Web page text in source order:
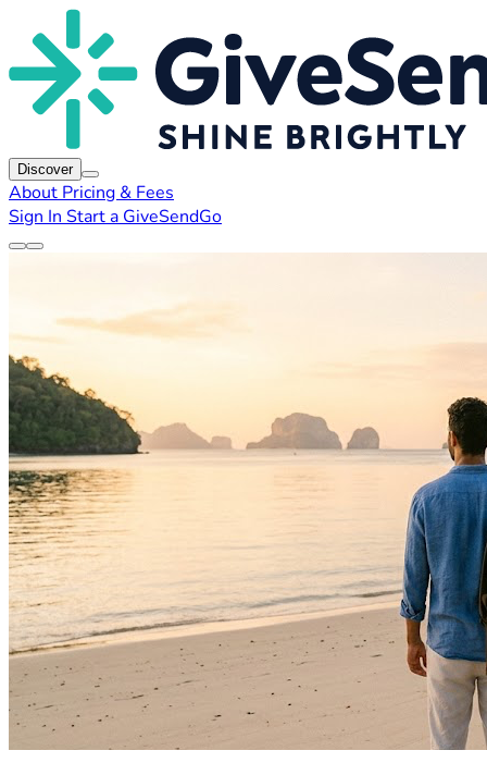
Discover
About Pricing & Fees
Sign In Start a GiveSendGo